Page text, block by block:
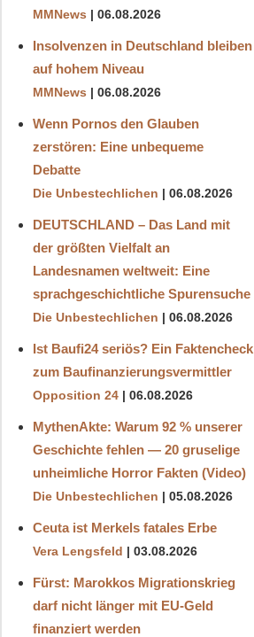
MMNews 06.08.2026
Insolvenzen in Deutschland bleiben
auf hohem Niveau
MMNews 06.08.2026
Wenn Pornos den Glauben
zerstören: Eine unbequeme
Debatte
Die Unbestechlichen 06.08.2026
DEUTSCHLAND – Das Land mit
der größten Vielfalt an
Landesnamen weltweit: Eine
sprachgeschichtliche Spurensuche
Die Unbestechlichen 06.08.2026
Ist Baufi24 seriös? Ein Faktencheck
zum Baufinanzierungsvermittler
Opposition 24 06.08.2026
MythenAkte: Warum 92 % unserer
Geschichte fehlen — 20 gruselige
unheimliche Horror Fakten (Video)
Die Unbestechlichen 05.08.2026
Ceuta ist Merkels fatales Erbe
Vera Lengsfeld 03.08.2026
Fürst: Marokkos Migrationskrieg
darf nicht länger mit EU-Geld
finanziert werden